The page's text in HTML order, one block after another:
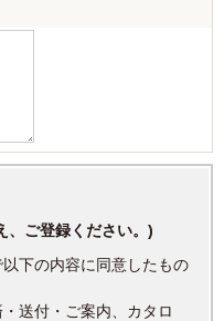
、ご登録ください。)
下の内容に同意したもの
送付・ご案内、カタロ